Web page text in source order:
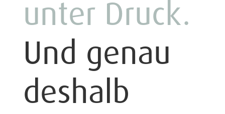
unter Druck.
Und genau
deshalb